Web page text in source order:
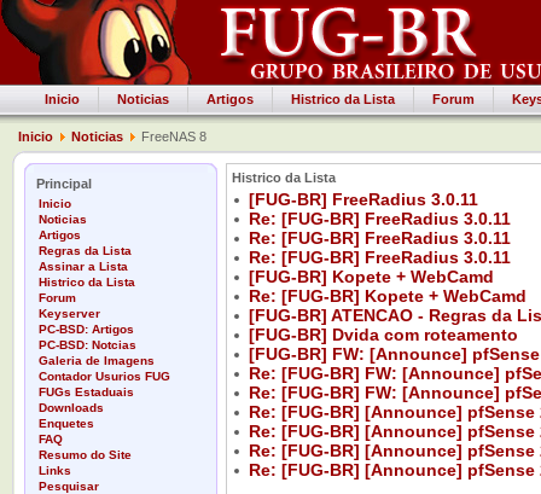
Inicio Noticias Artigos Histrico da Lista Forum
Inicio Noticias FreeNAS 8
Principal
Inicio
Noticias
Artigos
Regras da Lista
Assinar a Lista
Histrico da Lista
Forum
Keyserver
PC-BSD: Artigos
PC-BSD: Notcias
Galeria de Imagens
Contador Usurios FUG
FUGs Estaduais
Downloads
Enquetes
FAQ
Resumo do Site
Links
Pesquisar
Histrico da Lista
[FUG-BR] FreeRadius 3.0.11
Re: [FUG-BR] FreeRadius 3.0.11
Re: [FUG-BR] FreeRadius 3.0.11
Re: [FUG-BR] FreeRadius 3.0.11
[FUG-BR] Kopete + WebCamd
Re: [FUG-BR] Kopete + WebCamd
[FUG-BR] ATENCAO - Regras da
[FUG-BR] Dvida com roteamento
[FUG-BR] FW: [Announce]
Re: [FUG-BR] FW: [Announce]
Re: [FUG-BR] FW: [Announce]
Re: [FUG-BR] [Announce] pfSense
Re: [FUG-BR] [Announce] pfSense
Re: [FUG-BR] [Announce] pfSense
Re: [FUG-BR] [Announce] pfSense